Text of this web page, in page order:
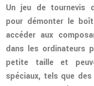
Un jeu de tournevis
pour démonter le
accéder aux
dans les ordinateurs
petite taille et
spéciaux, tels que